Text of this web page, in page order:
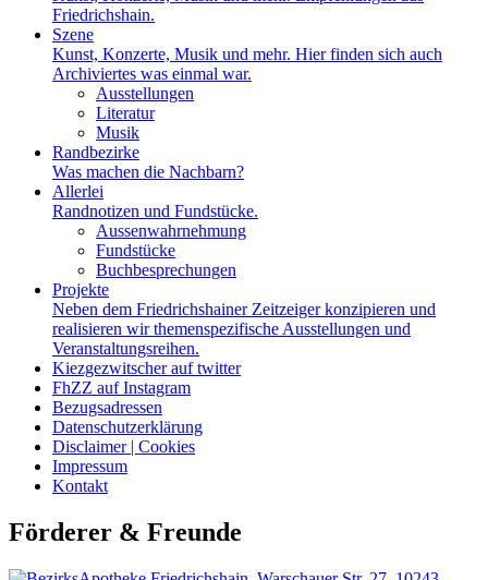
Friedrichshain.
Szene
Kunst, Konzerte, Musik und mehr. Hier finden sich auch
Archiviertes was einmal war.
Ausstellungen
Literatur
Musik
Randbezirke
Was machen die Nachbarn?
Allerlei
Randnotizen und Fundstücke.
Aussenwahrnehmung
Fundstücke
Buchbesprechungen
Projekte
Neben dem Friedrichshainer Zeitzeiger konzipieren und
realisieren wir themenspezifische Ausstellungen und
Veranstaltungsreihen.
Kiezgezwitscher auf twitter
FhZZ auf Instagram
Bezugsadressen
Datenschutzerklärung
Disclaimer | Cookies
Impressum
Kontakt
Förderer & Freunde